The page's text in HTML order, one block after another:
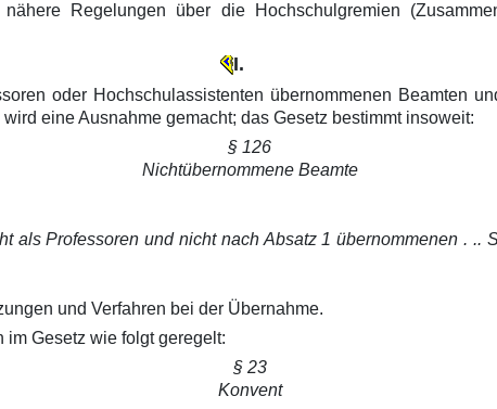
Regelungen über die Hochschulgremien
I.
oder Hochschulassistenten übernommenen Beamten
eine Ausnahme gemacht; das Gesetz bestimmt insoweit:
§ 126
Nichtübernommene Beamte
als Professoren und nicht nach Absatz 1 übernommenen . ..
und Verfahren bei der Übernahme.
Gesetz wie folgt geregelt:
§ 23
Konvent